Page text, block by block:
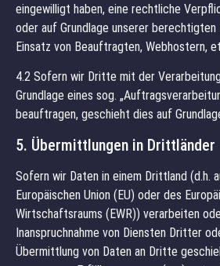
eingewilligt haben, eine rechtliche
oder auf Grundlage unserer berechtigten
Einsatz von Beauftragten, Webhostern,
4.2 Sofern wir Dritte mit der
Grundlage eines sog.
beauftragen, geschieht dies auf
5. Übermittlungen in Drittländer
Sofern wir Daten in einem Drittland (d.h.
Europäischen Union (EU) oder des
Wirtschaftsraums (EWR)) verarbeiten
Inanspruchnahme von Diensten Dritter
Übermittlung von Daten an Dritte